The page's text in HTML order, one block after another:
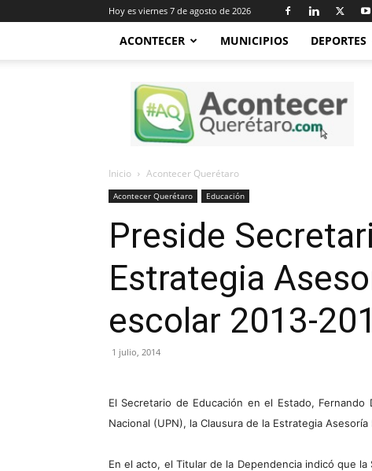
Hoy es viernes 7 de agosto de 2026
ACONTECER MUNICIPIOS DEPORTES
Acontecer
Querétaro
Inicio Acontecer Querétaro
Acontecer Querétaro Educación
Preside
Estrategia
escolar 2013-
1 julio, 2014
El Secretario de Educación en el Estado,
Nacional (UPN), la Clausura de la Estrategia
En el acto, el Titular de la Dependencia indicó que